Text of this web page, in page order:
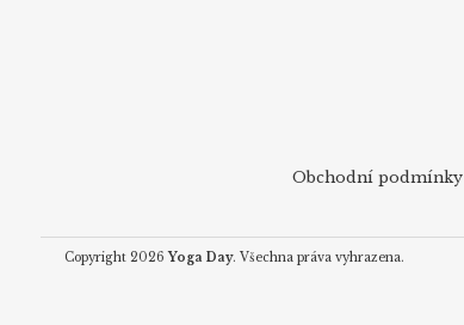
Obchodní podmínky
Copyright 2026Yoga Day. Všechna práva vyhrazena.